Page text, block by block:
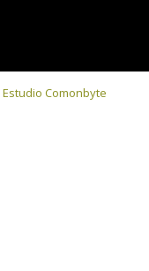
Estudio Comonbyte